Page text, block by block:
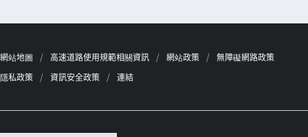
網站地圖 高速道路使用規範相關資訊 網站政策
無障礙網路政策
隱私政策
資訊安全政策 連結